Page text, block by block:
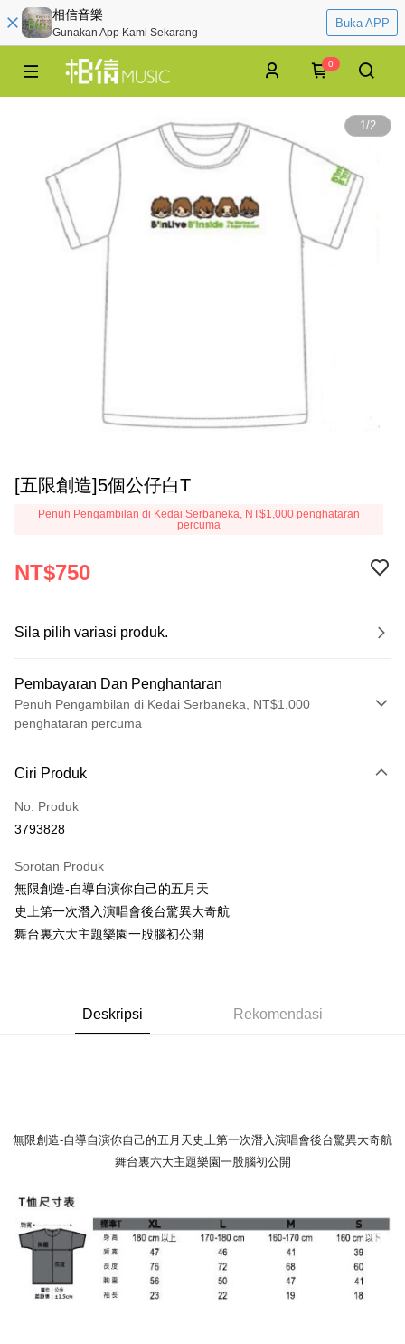
相信音樂
Gunakan App Kami Sekarang
Buka APP
0
1/2
[五限創造]5個公仔白T
Penuh Pengambilan di Kedai Serbaneka, NT$1,000 penghataran
percuma
NT$750
Sila pilih variasi produk.
Pembayaran Dan Penghantaran
Penuh Pengambilan di Kedai Serbaneka, NT$1,000
penghataran percuma
Kad Kredit (Bayaran Penuh)
Pengambilan di Kedai Serbaneka
Apple Pay
Easy Wallet
Pemindahan ATM
NT$1,000 atau lebih
7-11取貨付款
NT$65/pesanan | Penghantaran percuma untuk pesanan
NT$1,000 atau lebih
Ciri Produk
No. Produk
3793828
Sorotan Produk
無限創造-自導自演你自己的五月天
史上第一次潛入演唱會後台驚異大奇航
舞台裏六大主題樂園一股腦初公開
Deskripsi Rekomendasi
無限創造-自導自演你自己的五月天史上第一次潛入演唱會後台驚異大奇航
舞台裏六大主題樂園一股腦初公開